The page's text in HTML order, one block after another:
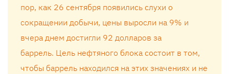
пор, как 26 сентября появились слухи о
сокращении добычи, цены выросли на 9% и
вчера днем ​​достигли 92 долларов за
баррель. Цель нефтяного блока состоит в том,
чтобы баррель находился на этих значениях и не